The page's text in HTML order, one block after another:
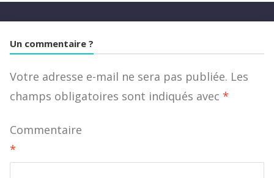
Un commentaire ?
Votre adresse e-mail ne sera pas publiée. Les
champs obligatoires sont indiqués avec *
Commentaire
*